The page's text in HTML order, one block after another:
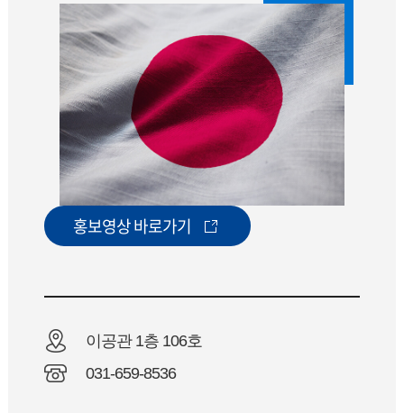
홍보영상 바로가기
이공관 1층 106호
031-659-8536